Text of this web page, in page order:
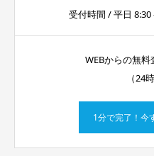
受付時間 / 平日 8:30
WEBからの無
（24
1分で完了！今